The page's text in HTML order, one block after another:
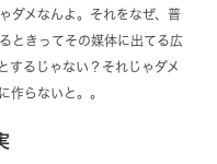
ダメなんよ。それをなぜ、普
ときってその媒体に出てる広
するじゃない？それじゃダメ
作らないと。。